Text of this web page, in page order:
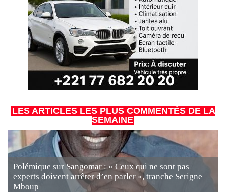
LES ARTICLES LES PLUS COMMENTÉS DE LA
SEMAINE
Polémique sur Sangomar : « Ceux qui ne sont pas
experts doivent arrêter d’en parler », tranche Serigne
Mboup